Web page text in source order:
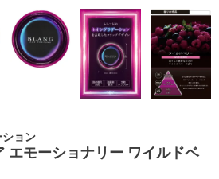
ョン
エモーショナリー ワイルドベ